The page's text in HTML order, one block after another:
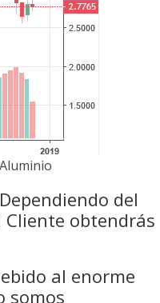
Dependiendo del
Cliente obtendrás
al enorme
somos